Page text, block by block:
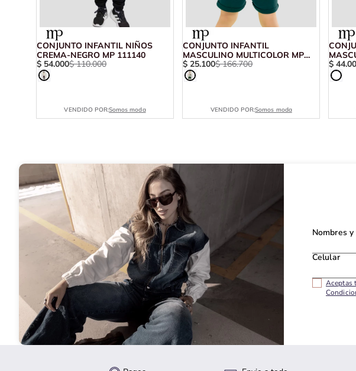
CONJUNTO INFANTIL NIÑOS
CREMA-NEGRO MP 111140
$ 54.000$ 110.000
VENDIDO POR:Somos moda
CONJUNTO INFANTIL
MASCULINO MULTICOLOR MP
104963
$ 25.100$ 166.700
VENDIDO POR:Somos moda
$ 44.
Nombres
Celular
Aceptas